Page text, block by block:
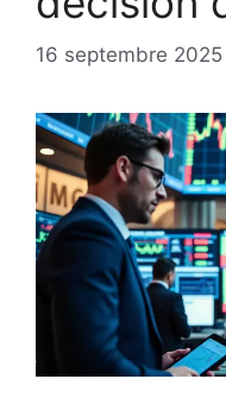
16 septembre 2025